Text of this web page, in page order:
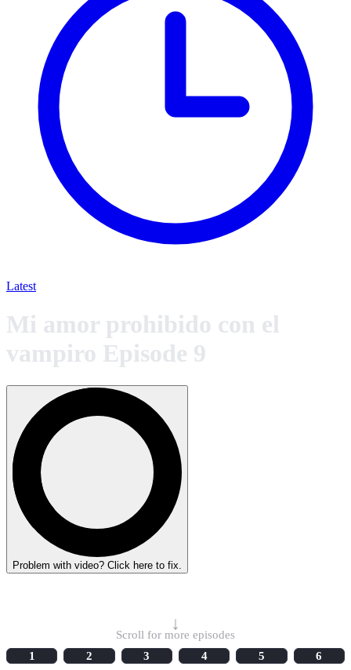
Latest
Mi amor prohibido con el
vampiro Episode 9
Problem with video? Click here to fix.
↓
Scroll for more episodes
1
2 3 4 5
6